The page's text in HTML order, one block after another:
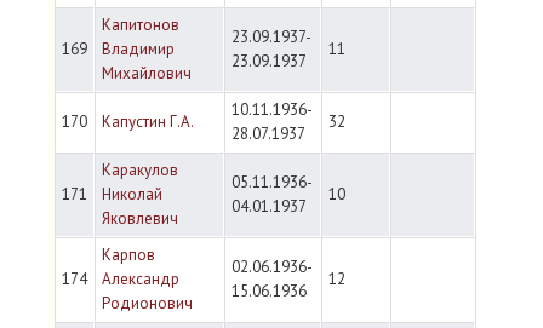
169
Капитонов
Владимир
Михайлович
23.09.1937-
23.09.1937
11
170 Капустин Г.А.
10.11.1936-
28.07.1937
32
171
Каракулов
Николай
Яковлевич
05.11.1936-
04.01.1937
10
174
Карпов
Александр
Родионович
02.06.1936-
15.06.1936
12